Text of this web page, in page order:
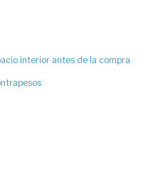
interior antes de la compra